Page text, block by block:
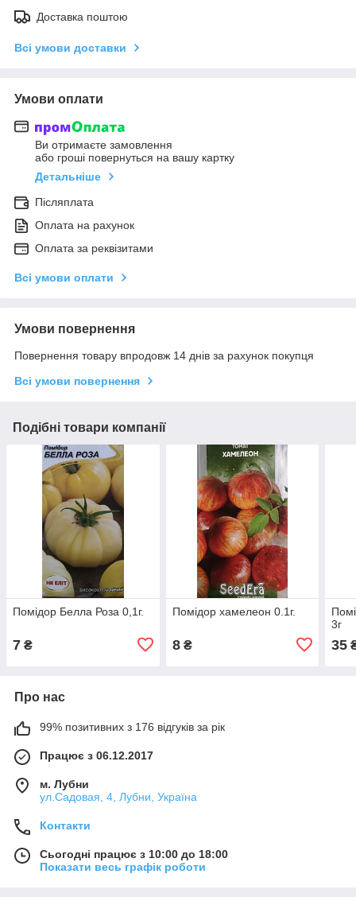
Доставка поштою
Всі умови доставки
Умови оплати
Ви отримаєте замовлення
або гроші повернуться на вашу картку
Детальніше
Післяплата
Оплата на рахунок
Оплата за реквізитами
Всі умови оплати
Умови повернення
Повернення товару впродовж 14 днів за рахунок покупця
Всі умови повернення
Подібні товари компанії
Помідор Белла Роза 0,1г.
7 ₴
Помідор хамелеон 0.1г.
8₴
3г
35
Про нас
99% позитивних з 176 відгуків за рік
Працює з 06.12.2017
м. Лубни
ул.Садовая, 4, Лубни, Україна
Контакти
Сьогодні працює з 10:00 до 18:00
Показати весь графік роботи